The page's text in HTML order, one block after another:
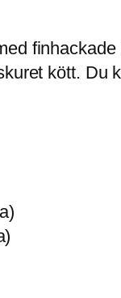
kött.